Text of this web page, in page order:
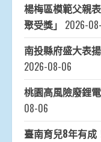
楊梅區模範父親
聚受獎」 2026-
南投縣府盛大表
2026-08-06
桃園高風險廢鋰
08-06
臺南育兒8年有